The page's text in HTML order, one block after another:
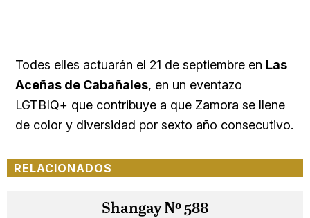
Todes elles actuarán el 21 de septiembre en Las
Aceñas de Cabañales, en un eventazo
LGTBIQ+ que contribuye a que Zamora se llene
de color y diversidad por sexto año consecutivo.
RELACIONADOS
Shangay Nº 588